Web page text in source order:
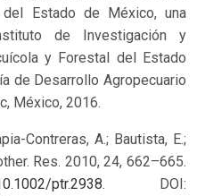
del Estado de México, una
de Investigación y
y Forestal del Estado
de Desarrollo Agropecuario
México, 2016.
Contreras, A.; Bautista, E.;
Res. 2010, 24, 662–665.
ptr.2938. DOI: